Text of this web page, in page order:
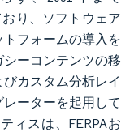
り、ソフトウェア
フォームの導入を
ーコンテンツの移
カスタム分析レイ
ーターを起用して
ィスは、FERPAお